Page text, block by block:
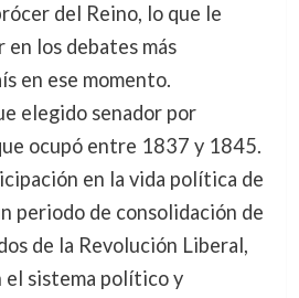
del Reino, lo que le
los debates más
en ese momento.
elegido senador por
ocupó entre 1837 y 1845.
en la vida política de
periodo de consolidación de
de la Revolución Liberal,
sistema político y